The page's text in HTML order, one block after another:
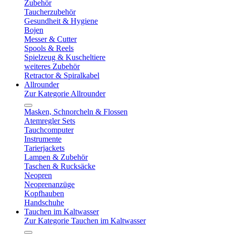
Zubehör
Taucherzubehör
Gesundheit & Hygiene
Bojen
Messer & Cutter
Spools & Reels
Spielzeug & Kuscheltiere
weiteres Zubehör
Retractor & Spiralkabel
Allrounder
Zur Kategorie Allrounder
Masken, Schnorcheln & Flossen
Atemregler Sets
Tauchcomputer
Instrumente
Tarierjackets
Lampen & Zubehör
Taschen & Rucksäcke
Neopren
Neoprenanzüge
Kopfhauben
Handschuhe
Tauchen im Kaltwasser
Zur Kategorie Tauchen im Kaltwasser